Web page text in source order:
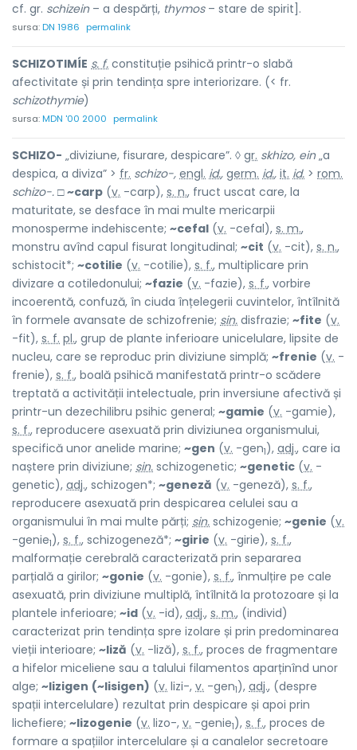
cf. gr. schizein– a despărți, thymos– stare de spirit].
sursa:DN 1986 permalink
SCHIZOTIMÍE s. f. constituție psihică printr-o slabă
afectivitate și prin tendința spre interiorizare. (< fr.
schizothymie)
sursa:MDN '00 2000 permalink
SCHIZO- „diviziune, fisurare, despicare”. ◊ gr. skhizo, ein„a
despica, a diviza” > fr. schizo-, engl. id., germ. id., it. id. > rom.
schizo-. □~carp (v. -carp), s. n., fruct uscat care, la
maturitate, se desface în mai multe mericarpii
monosperme indehiscente; ~cefal (v. -cefal), s. m.,
monstru avînd capul fisurat longitudinal; ~cit (v. -cit), s. n.,
schistocit*; ~cotilie (v. -cotilie), s. f., multiplicare prin
divizare a cotiledonului; ~fazie (v. -fazie), s. f., vorbire
incoerentă, confuză, în ciuda înțelegerii cuvintelor, întîlnită
în formele avansate de schizofrenie; sin. disfrazie; ~fite (v.
-fit), s. f. pl., grup de plante inferioare unicelulare, lipsite de
nucleu, care se reproduc prin diviziune simplă; ~frenie (v. -
frenie), s. f., boală psihică manifestată printr-o scădere
treptată a activității intelectuale, prin inversiune afectivă și
printr-un dezechilibru psihic general; ~gamie (v. -gamie),
s. f., reproducere asexuată prin diviziunea organismului,
specifică unor anelide marine; ~gen (v. -gen1), adj., care ia
naștere prin diviziune; sin. schizogenetic; ~genetic (v. -
genetic), adj., schizogen*; ~geneză (v. -geneză), s. f.,
reproducere asexuată prin despicarea celulei sau a
organismului în mai multe părți; sin. schizogenie; ~genie (v.
-genie1), s. f., schizogeneză*; ~girie (v. -girie), s. f.,
malformație cerebrală caracterizată prin separarea
parțială a girilor; ~gonie (v. -gonie), s. f., înmulțire pe cale
asexuată, prin diviziune multiplă, întîlnită la protozoare și la
plantele inferioare; ~id (v. -id), adj., s. m., (individ)
caracterizat prin tendința spre izolare și prin predominarea
vieții interioare; ~liză (v. -liză), s. f., proces de fragmentare
a hifelor miceliene sau a talului filamentos aparținînd unor
alge; ~lizigen (~lisigen) (v. lizi-, v. -gen1), adj., (despre
spații intercelulare) rezultat prin despicare și apoi prin
lichefiere; ~lizogenie (v. lizo-, v. -genie1), s. f., proces de
formare a spațiilor intercelulare și a canalelor secretoare